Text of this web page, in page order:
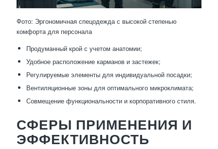
Фото: Эргономичная спецодежда с высокой степенью
комфорта для персонала
Продуманный крой с учетом анатомии;
Удобное расположение карманов и застежек;
Регулируемые элементы для индивидуальной посадки;
Вентиляционные зоны для оптимального микроклимата;
Совмещение функциональности и корпоративного стиля.
СФЕРЫ ПРИМЕНЕНИЯ И
ЭФФЕКТИВНОСТЬ